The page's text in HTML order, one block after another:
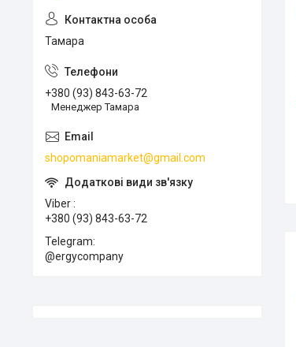
Тамара
+380 (93) 843-63-72
Менеджер Тамара
shopomaniamarket@gmail.com
Viber
+380 (93) 843-63-72
Telegram
@ergycompany